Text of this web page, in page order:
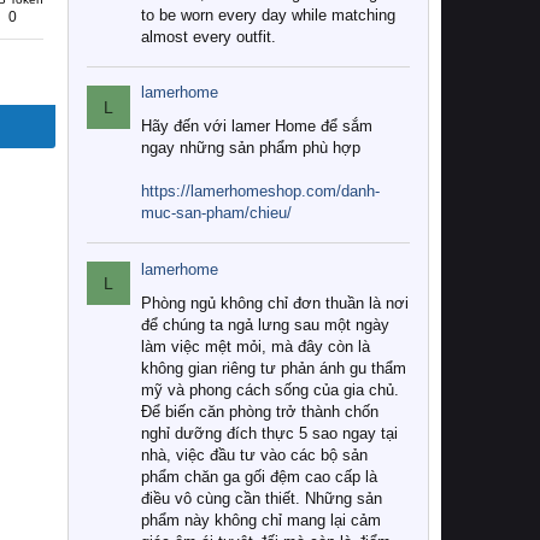
0
to be worn every day while matching
almost every outfit.
L
lamerhome
Hãy đến với lamer Home để sắm
ngay những sản phẩm phù hợp
https://lamerhomeshop.com/danh-
muc-san-pham/chieu/
L
lamerhome
Phòng ngủ không chỉ đơn thuần là nơi
để chúng ta ngả lưng sau một ngày
làm việc mệt mỏi, mà đây còn là
không gian riêng tư phản ánh gu thẩm
mỹ và phong cách sống của gia chủ.
Để biến căn phòng trở thành chốn
nghỉ dưỡng đích thực 5 sao ngay tại
nhà, việc đầu tư vào các bộ sản
phẩm chăn ga gối đệm cao cấp là
điều vô cùng cần thiết. Những sản
phẩm này không chỉ mang lại cảm